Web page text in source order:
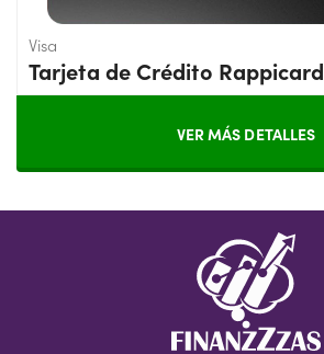
Visa
Tarjeta de Crédito Rappicard
VER MÁS DETALLES